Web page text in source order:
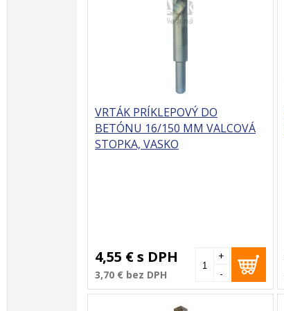
VRTÁK PRÍKLEPOVÝ DO
BETÓNU 16/150 MM VALCOVÁ
STOPKA, VASKO
4,55 €s DPH
3,70 € bez DPH -
+